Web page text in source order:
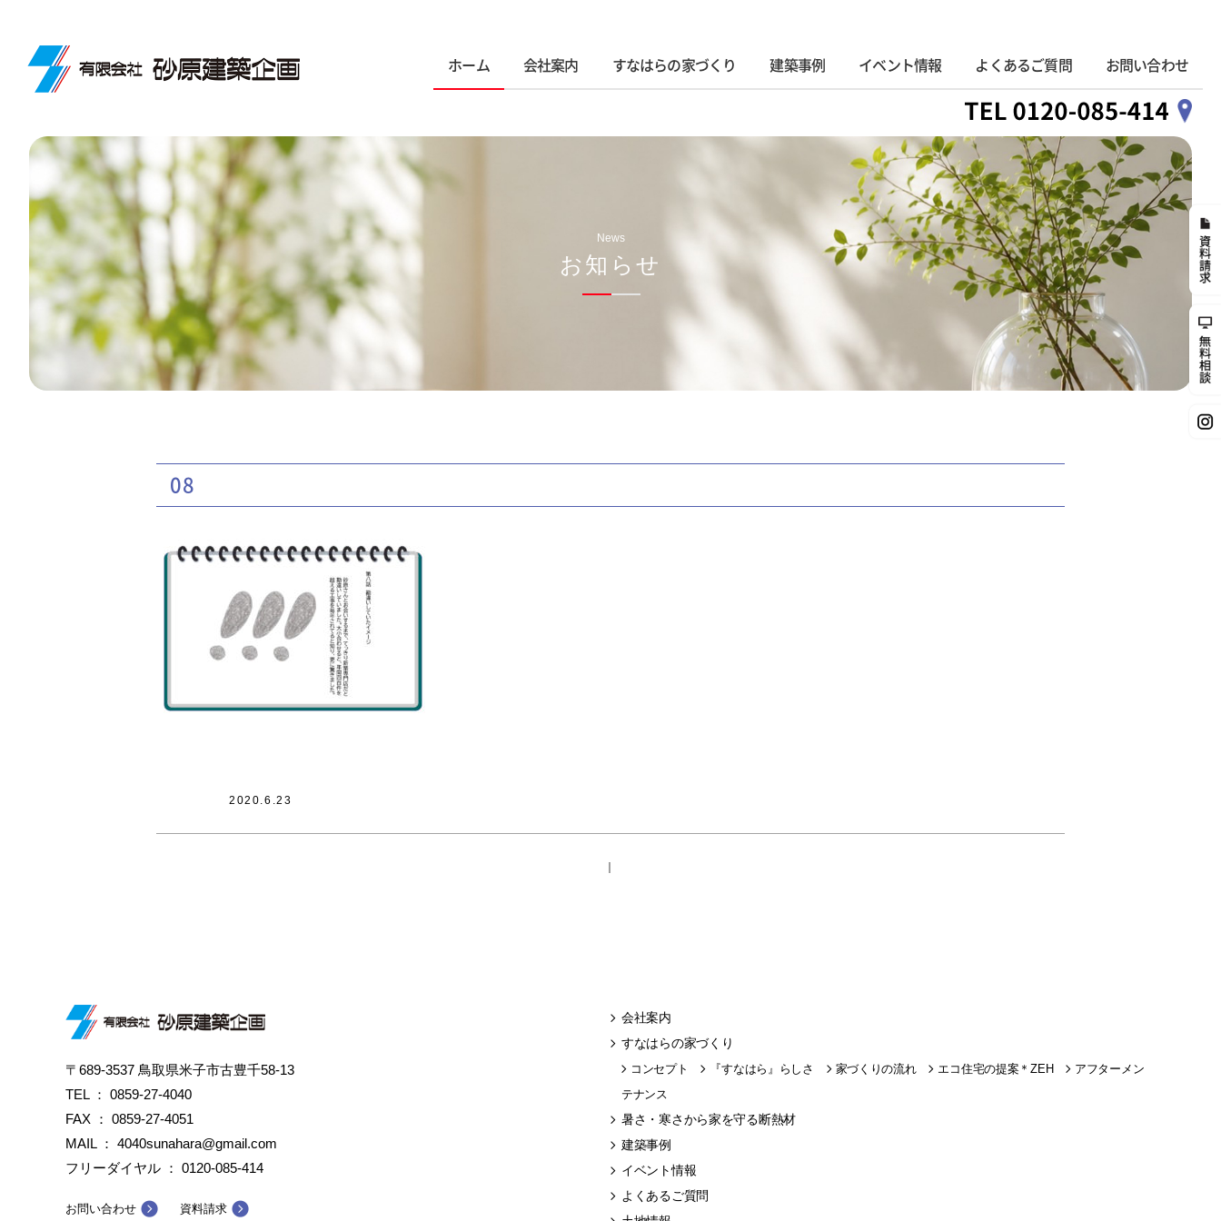
ホーム 会社案内 すなはらの家づくり 建築事例 イベント情報 よくあるご質問 お問い合わせ
News
お知らせ
08
2020.6.23
〒689-3537 鳥取県米子市古豊千58-13
TEL ： 0859-27-4040
FAX ： 0859-27-4051
MAIL ： 4040sunahara@gmail.com
フリーダイヤル ： 0120-085-414
お問い合わせ 資料請求
会社案内
すなはらの家づくり
コンセプト 『すなはら』らしさ 家づくりの流れ エコ住宅の提案＊ZEH
アフターメン
テナンス
暑さ・寒さから家を守る断熱材
建築事例
イベント情報
よくあるご質問